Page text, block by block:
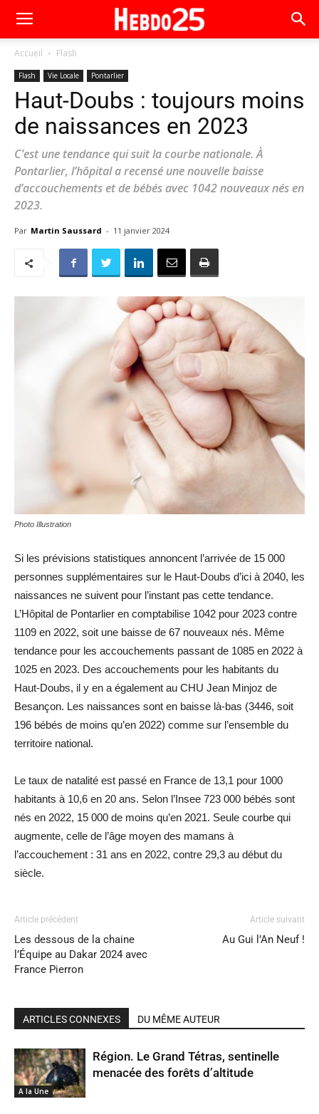
Accueil Flash
Flash Vie Locale Pontarlier
Haut-Doubs : toujours moins
de naissances en 2023
C’est une tendance qui suit la courbe nationale. À
Pontarlier, l’hôpital a recensé une nouvelle baisse
d’accouchements et de bébés avec 1042 nouveaux nés en
2023.
Par Martin Saussard - 11 janvier 2024
Photo Illustration
Si les prévisions statistiques annoncent l’arrivée de 15 000
personnes supplémentaires sur le Haut-Doubs d’ici à 2040, les
naissances ne suivent pour l’instant pas cette tendance.
L’Hôpital de Pontarlier en comptabilise 1042 pour 2023 contre
1109 en 2022, soit une baisse de 67 nouveaux nés. Même
tendance pour les accouchements passant de 1085 en 2022 à
1025 en 2023. Des accouchements pour les habitants du
Haut-Doubs, il y en a également au CHU Jean Minjoz de
Besançon. Les naissances sont en baisse là-bas (3446, soit
196 bébés de moins qu’en 2022) comme sur l’ensemble du
territoire national.
Le taux de natalité est passé en France de 13,1 pour 1000
habitants à 10,6 en 20 ans. Selon l’Insee 723 000 bébés sont
nés en 2022, 15 000 de moins qu’en 2021. Seule courbe qui
augmente, celle de l’âge moyen des mamans à
l’accouchement : 31 ans en 2022, contre 29,3 au début du
siècle.
Article précédent
Les dessous de la chaine
l’Équipe au Dakar 2024 avec
France Pierron
Article suivant
Au Gui l’An Neuf !
ARTICLES CONNEXES DU MÊME AUTEUR
A la Une
Région. Le Grand Tétras, sentinelle
menacée des forêts d’altitude